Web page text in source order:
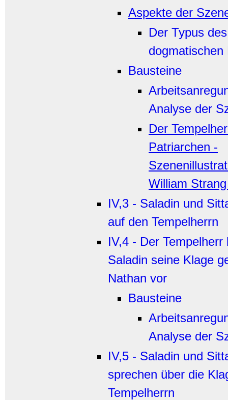
Aspekte der
Der Typus des
dogmatischen
Bausteine
Analyse der
Der
Patriarchen -
William
IV,3 - Saladin und
auf den Tempelherrn
IV,4 - Der Tempelherr
Saladin seine Klage
Nathan vor
Bausteine
Analyse der
IV,5 - Saladin und
sprechen über die
Tempelherrn